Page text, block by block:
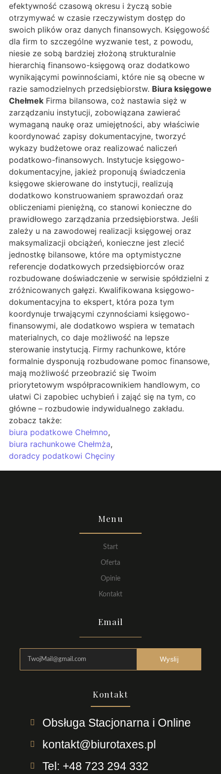
efektywność czasową okresu i życzą sobie
otrzymywać w czasie rzeczywistym dostęp do
swoich plików oraz danych finansowych. Księgowość
dla firm to szczególne wyzwanie test, z powodu,
niesie ze sobą bardziej złożoną strukturalnie
hierarchią finansowo-księgową oraz dodatkowo
wynikającymi powinnościami, które nie są obecne w
razie samodzielnych przedsiębiorstw. Biura księgowe
Chełmek Firma bilansowa, coż nastawia sięż w
zarządzaniu instytucji, zobowiązana zawierać
wymaganą naukę oraz umiejętności, aby właściwie
koordynować zapisy dokumentacyjne, tworzyć
wykazy budżetowe oraz realizować naliczeń
podatkowo-finansowych. Instytucje księgowo-
dokumentacyjne, jakież proponują świadczenia
księgowe skierowane do instytucji, realizują
dodatkowo konstruowaniem sprawozdań oraz
obliczeniami pieniężną, co stanowi konieczne do
prawidłowego zarządzania przedsiębiorstwa. Jeśli
zależy u na zawodowej realizacji księgowej oraz
maksymalizacji obciążeń, konieczne jest zlecić
jednostkę bilansowe, które ma optymistyczne
referencje dodatkowych przedsiębiorców oraz
rozbudowane doświadczenie w serwisie spółdzielni z
zróżnicowanych gałęzi. Kwalifikowana księgowo-
dokumentacyjna to ekspert, która poza tym
koordynuje trwającymi czynnościami księgowo-
finansowymi, ale dodatkowo wspiera w tematach
materialnych, co daje możliwość na lepsze
sterowanie instytucją. Firmy rachunkowe, które
formalnie dysponują rozbudowane pomoc finansowe,
mają możliwość przeobrazić się Twoim
priorytetowym współpracownikiem handlowym, co
ułatwi Ci zapobiec uchybień i zająć się na tym, co
główne – rozbudowie indywidualnego zakładu.
zobacz także:
biura podatkowe Chełmno,
biura rachunkowe Chełmża,
doradcy podatkowi Chęciny
Menu
Start
Oferta
Opinie
Kontakt
Email
Wyslij
Kontakt
Obsługa Stacjonarna i Online
kontakt@biurotaxes.pl
Tel: +48 723 294 332